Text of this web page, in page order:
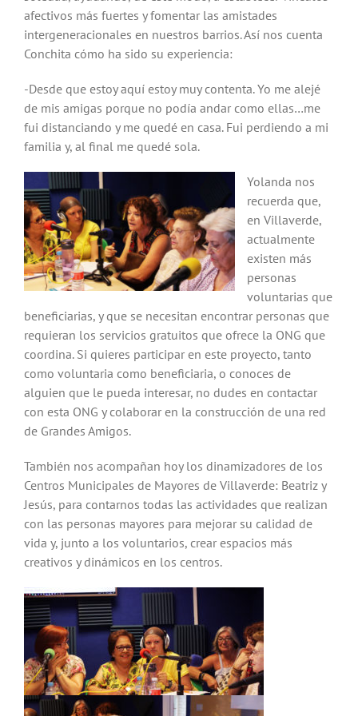
afectivos más fuertes y fomentar las amistades
intergeneracionales en nuestros barrios. Así nos cuenta
Conchita cómo ha sido su experiencia:
-Desde que estoy aquí estoy muy contenta. Yo me alejé
de mis amigas porque no podía andar como ellas…me
fui distanciando y me quedé en casa. Fui perdiendo a mi
familia y, al final me quedé sola.
Yolanda nos
recuerda que,
en Villaverde,
actualmente
existen más
personas
voluntarias que
beneficiarias, y que se necesitan encontrar personas que
requieran los servicios gratuitos que ofrece la ONG que
coordina. Si quieres participar en este proyecto, tanto
como voluntaria como beneficiaria, o conoces de
alguien que le pueda interesar, no dudes en contactar
con esta ONG y colaborar en la construcción de una red
de Grandes Amigos.
También nos acompañan hoy los dinamizadores de los
Centros Municipales de Mayores de Villaverde: Beatriz y
Jesús, para contarnos todas las actividades que realizan
con las personas mayores para mejorar su calidad de
vida y, junto a los voluntarios, crear espacios más
creativos y dinámicos en los centros.